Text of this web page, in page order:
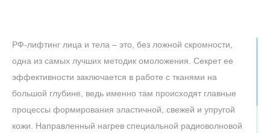
РФ-лифтинг лица и тела – это, без ложной скромности,
одна из самых лучших методик омоложения. Секрет ее
эффективности заключается в работе с тканями на
большой глубине, ведь именно там происходят главные
процессы формирования эластичной, свежей и упругой
кожи. Направленный нагрев специальной радиоволновой